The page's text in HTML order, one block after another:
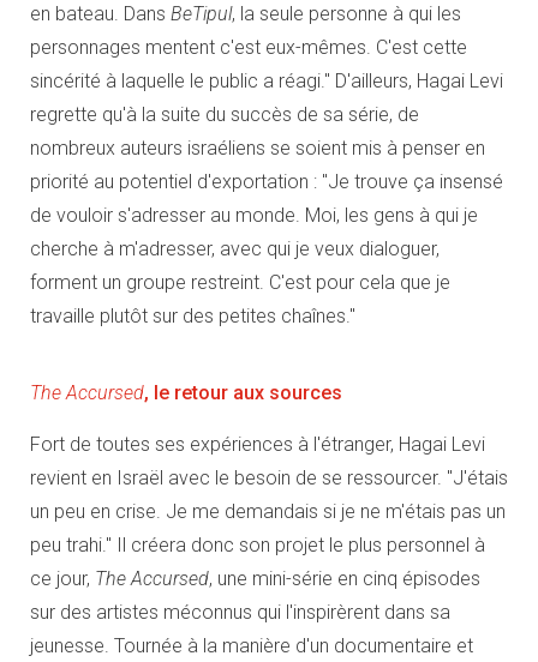
en bateau. Dans BeTipul, la seule personne à qui les
personnages mentent c'est eux-mêmes. C'est cette
sincérité à laquelle le public a réagi." D'ailleurs, Hagai Levi
regrette qu'à la suite du succès de sa série, de
nombreux auteurs israéliens se soient mis à penser en
priorité au potentiel d'exportation : "Je trouve ça insensé
de vouloir s'adresser au monde. Moi, les gens à qui je
cherche à m'adresser, avec qui je veux dialoguer,
forment un groupe restreint. C'est pour cela que je
travaille plutôt sur des petites chaînes."
The Accursed, le retour aux sources
Fort de toutes ses expériences à l'étranger, Hagai Levi
revient en Israël avec le besoin de se ressourcer. "J'étais
un peu en crise. Je me demandais si je ne m'étais pas un
peu trahi." Il créera donc son projet le plus personnel à
ce jour, The Accursed, une mini-série en cinq épisodes
sur des artistes méconnus qui l'inspirèrent dans sa
jeunesse. Tournée à la manière d'un documentaire et